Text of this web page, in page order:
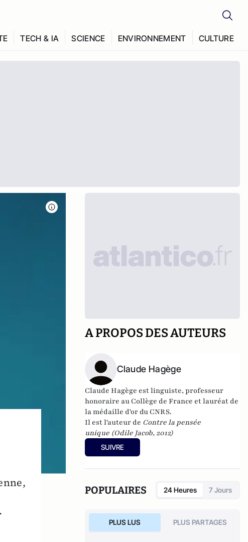
TECH & IA SCIENCE ENVIRONNEMENT CULTURE
A PROPOS DES AUTEURS
Claude Hagège
Claude Hagège estlinguiste, professeur
honoraire au Collège de France et lauréat de
la médaille d'or du CNRS.
Il est l'auteur de Contre la pensée
unique (Odile Jacob, 2012)
SUIVRE
POPULAIRES 24 Heures 7 Jours
PLUS LUS PLUS PARTAGES